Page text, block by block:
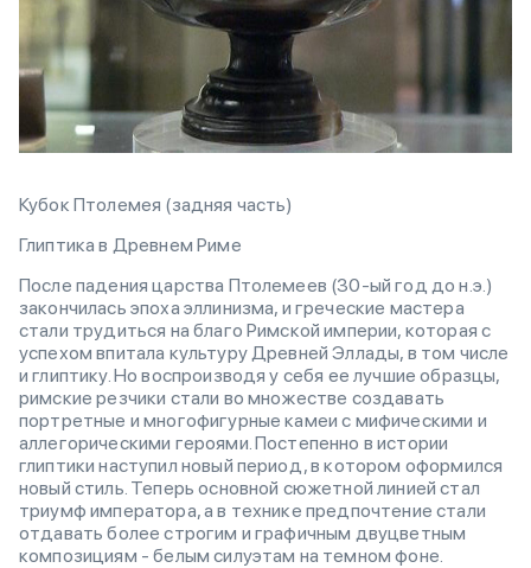
Кубок Птолемея (задняя часть)
Глиптика в Древнем Риме
После падения царства Птолемеев (30-ый год до н.э.)
закончилась эпоха эллинизма, и греческие мастера
стали трудиться на благо Римской империи, которая с
успехом впитала культуру Древней Эллады, в том числе
и глиптику. Но воспроизводя у себя ее лучшие образцы,
римские резчики стали во множестве создавать
портретные и многофигурные камеи с мифическими и
аллегорическими героями. Постепенно в истории
глиптики наступил новый период, в котором оформился
новый стиль. Теперь основной сюжетной линией стал
триумф императора, а в технике предпочтение стали
отдавать более строгим и графичным двуцветным
композициям - белым силуэтам на темном фоне.